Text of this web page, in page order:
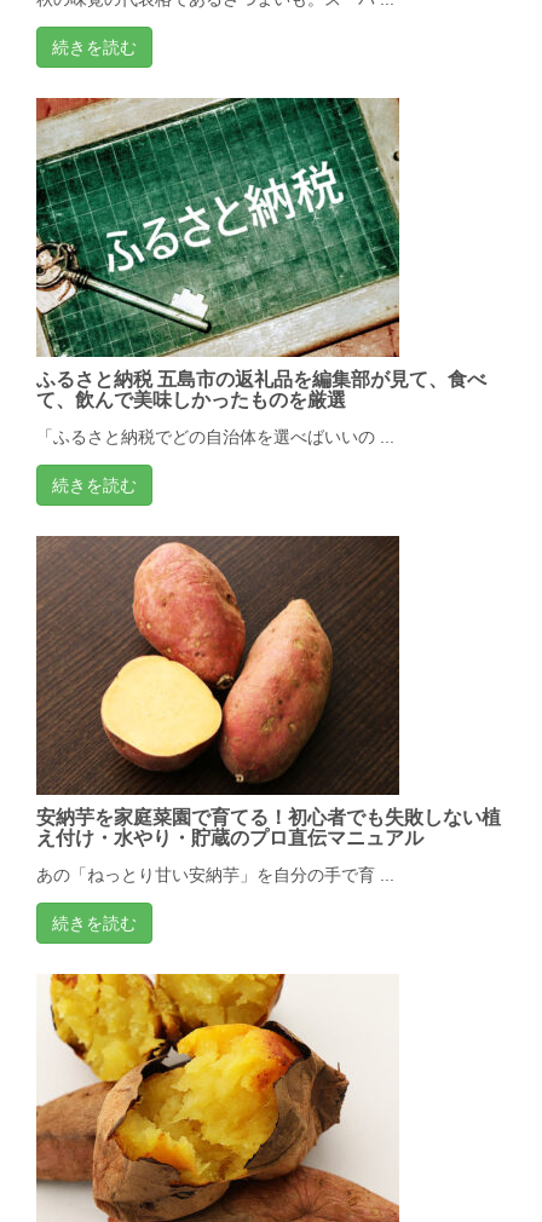
続きを読む
ふるさと納税 五島市の返礼品を編集部が見て、食べ
て、飲んで美味しかったものを厳選
「ふるさと納税でどの自治体を選べばいいの ...
続きを読む
安納芋を家庭菜園で育てる！初心者でも失敗しない植
え付け・水やり・貯蔵のプロ直伝マニュアル
あの「ねっとり甘い安納芋」を自分の手で育 ...
続きを読む